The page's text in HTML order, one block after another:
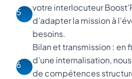
5
votre interlocuteur
d’adapter la mission à
besoins.
6
Bilan et transmission : en
d’une internalisation,
de compétences